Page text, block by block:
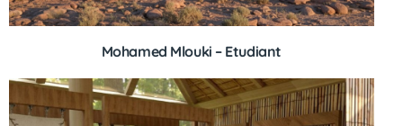
Mohamed Mlouki – Etudiant